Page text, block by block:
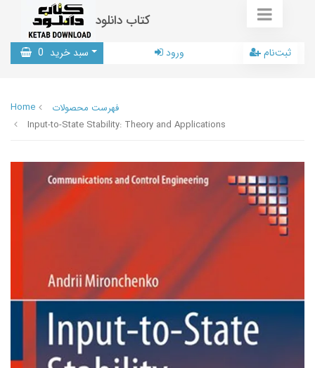
کتاب دانلود
سبد خرید 0 ورود ثبت‌نام
Home
فهرست محصولات
Input-to-State Stability: Theory and Applications